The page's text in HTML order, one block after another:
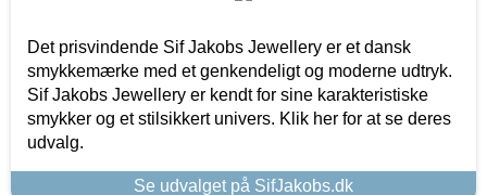
Det prisvindende Sif Jakobs Jewellery er et dansk
smykkemærke med et genkendeligt og moderne udtryk.
Sif Jakobs Jewellery er kendt for sine karakteristiske
smykker og et stilsikkert univers. Klik her for at se deres
udvalg.
Se udvalget på SifJakobs.dk